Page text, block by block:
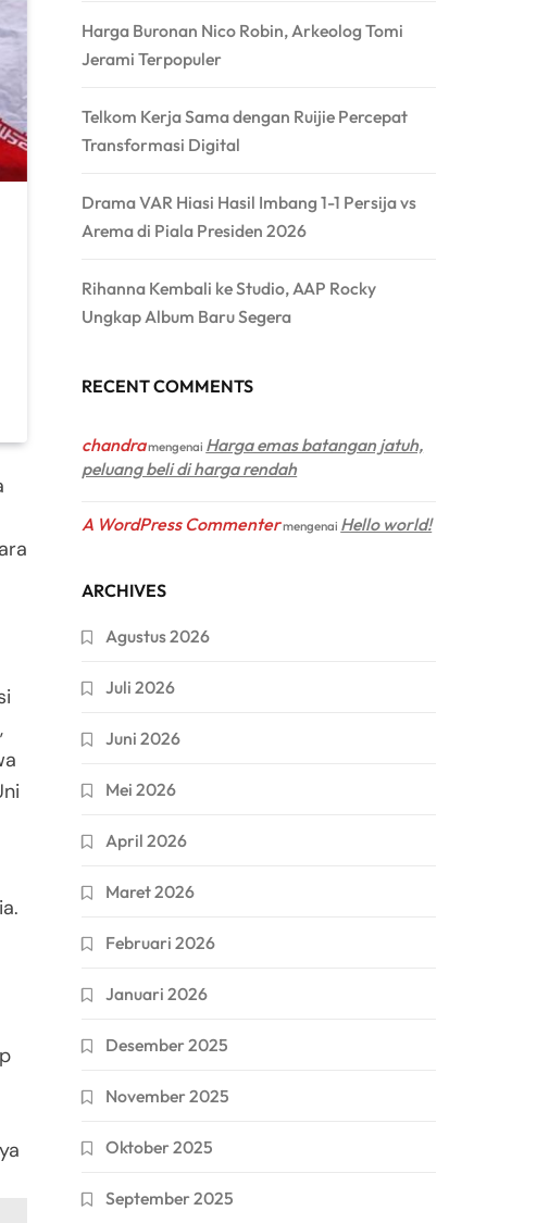
Harga Buronan Nico Robin, Arkeolog Tomi
Jerami Terpopuler
Telkom Kerja Sama dengan Ruijie Percepat
Transformasi Digital
Drama VAR Hiasi Hasil Imbang 1-1 Persija vs
Arema di Piala Presiden 2026
Rihanna Kembali ke Studio, AAP Rocky
Ungkap Album Baru Segera
RECENT COMMENTS
chandramengenai Harga emas batangan jatuh,
peluang beli di harga rendah
A WordPress Commentermengenai Hello world!
ARCHIVES
Agustus 2026
Juli 2026
Juni 2026
Mei 2026
April 2026
Maret 2026
Februari 2026
Januari 2026
Desember 2025
November 2025
Oktober 2025
September 2025